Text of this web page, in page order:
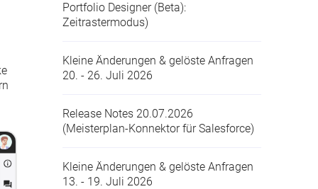
Portfolio Designer (Beta):
Zeitrastermodus)
Kleine Änderungen & gelöste Anfragen
20. - 26. Juli 2026
Release Notes 20.07.2026
(Meisterplan-Konnektor für Salesforce)
Kleine Änderungen & gelöste Anfragen
13. - 19. Juli 2026